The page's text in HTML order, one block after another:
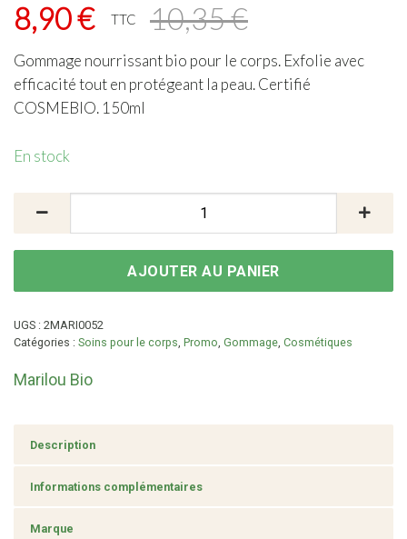
10,35€
Le prix initial était : 10,35 €.
8,90€
Le prix actuel est : 8,90 €.
TTC
Gommage nourrissant bio pour le corps. Exfolie avec
efficacité tout en protégeant la peau. Certifié
COSMEBIO. 150ml
En stock
quantité de Gommage corps nourrissant huile de
AJOUTER AU PANIER
UGS : 2MARI0052
Catégories : Soins pour le corps, Promo, Gommage, Cosmétiques
Marilou Bio
Description
Informations complémentaires
Marque